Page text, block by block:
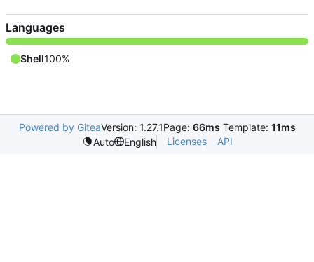
Languages
Shell100%
Powered by GiteaVersion: 1.27.1Page: 66ms Template: 11ms
Auto
English Licenses API